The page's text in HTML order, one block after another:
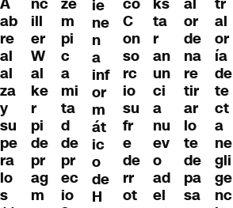
ab
re
al
al
za
y
su
pe
ra
lo
s
ill
er
W
al
ke
r
pi
de
pr
ag
m
m
pi
c
a
mi
ta
d
de
pr
ec
io
ie
ne
n
a
inf
or
m
át
ic
o
de
H
C
on
so
rc
io
su
fr
e
de
rr
ot
ta
r
an
un
ci
a
nu
ev
o
ad
el
or
de
na
re
tir
ar
lo
te
de
pa
sa
al
or
ía
de
te
ct
a
ne
gli
ge
nc